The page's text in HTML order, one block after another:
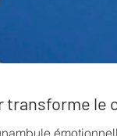
transforme